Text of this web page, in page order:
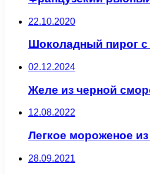
22.10.2020
Шоколадный пирог с
02.12.2024
Желе из черной
12.08.2022
Легкое мороженое
28.09.2021